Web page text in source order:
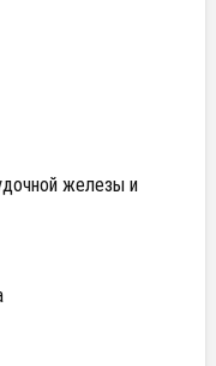
железы и